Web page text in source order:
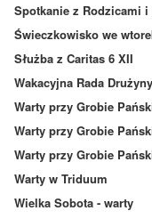
Spotkanie z Rodzicami
Świeczkowisko we
Służba z Caritas 6 XII
Wakacyjna Rada Drużyny
Warty przy Grobie
Warty przy Grobie
Warty przy Grobie
Warty w Triduum
Wielka Sobota - warty